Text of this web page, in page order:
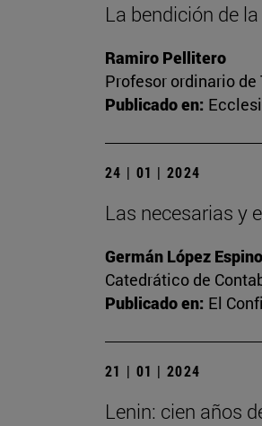
La bendición de
Ramiro Pellitero
Profesor ordinario
Publicado en:
24 | 01 | 2024
Las necesarias y
Germán López
Catedrático de
Publicado en: El
21 | 01 | 2024
Lenin: cien años